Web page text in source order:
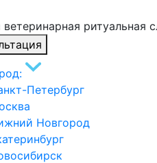
ветеринарная ритуальная
Петербург
Новгород